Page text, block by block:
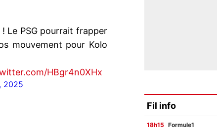
Le PSG pourrait frapper
mouvement pour Kolo
HBgr4n0XHx
2025
Fil info
18h15 Formule1